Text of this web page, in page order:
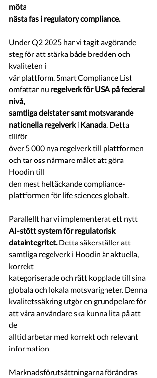
möta
nästa fas i regulatory compliance.
Under Q2 2025 har vi tagit avgörande
steg för att stärka både bredden och
kvaliteten i
vår plattform. Smart Compliance List
omfattar nu regelverk för USA på federal
nivå,
samtliga delstater samt motsvarande
nationella regelverk i Kanada . Detta
tillför
över 5 000 nya regelverk till plattformen
och tar oss närmare målet att göra
Hoodin till
den mest heltäckande compliance-
plattformen för life sciences globalt.
Parallellt har vi implementerat ett nytt
AI-stött system för regulatorisk
dataintegritet. Detta säkerställer att
samtliga regelverk i Hoodin är aktuella,
korrekt
kategoriserade och rätt kopplade till sina
globala och lokala motsvarigheter. Denna
kvalitetssäkring utgör en grundpelare för
att våra användare ska kunna lita på att
de
alltid arbetar med korrekt och relevant
information.
Marknadsförutsättningarna förändras